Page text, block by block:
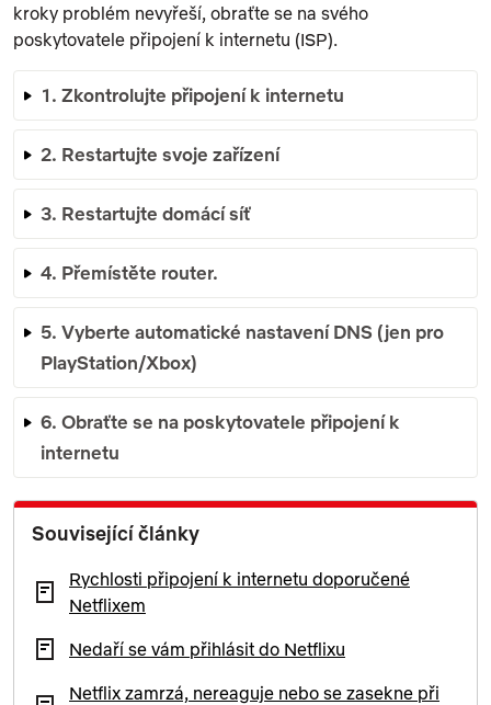
kroky problém nevyřeší, obraťte se na svého
poskytovatele připojení k internetu (ISP).
1. Zkontrolujte připojení k internetu
2. Restartujte svoje zařízení
3. Restartujte domácí síť
4. Přemístěte router.
5. Vyberte automatické nastavení DNS (jen pro
PlayStation/Xbox)
6. Obraťte se na poskytovatele připojení k
internetu
Související články
Rychlosti připojení k internetu doporučené
Netflixem
Nedaří se vám přihlásit do Netflixu
Netflix zamrzá, nereaguje nebo se zasekne při